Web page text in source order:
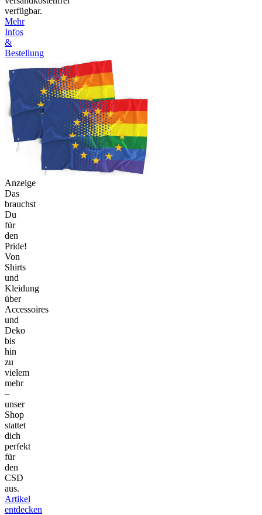
verfügbar.
Mehr
Infos
&
Bestellung
Anzeige
Das
brauchst
Du
für
den
Pride!
Von
Shirts
und
Kleidung
über
Accessoires
und
Deko
bis
hin
zu
vielem
mehr
–
unser
Shop
stattet
dich
perfekt
für
den
CSD
aus.
Artikel
entdecken